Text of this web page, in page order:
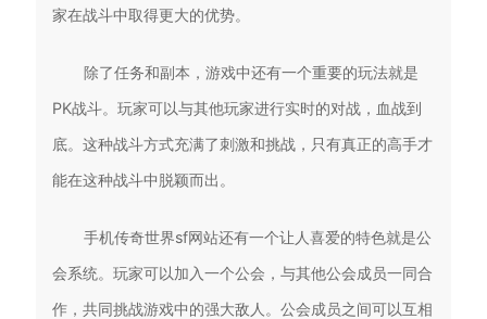
家在战斗中取得更大的优势。
除了任务和副本，游戏中还有一个重要的玩法就是
PK战斗。玩家可以与其他玩家进行实时的对战，血战到
底。这种战斗方式充满了刺激和挑战，只有真正的高手才
能在这种战斗中脱颖而出。
手机传奇世界sf网站还有一个让人喜爱的特色就是公
会系统。玩家可以加入一个公会，与其他公会成员一同合
作，共同挑战游戏中的强大敌人。公会成员之间可以互相